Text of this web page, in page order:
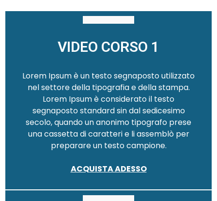
VIDEO CORSO 1
Lorem Ipsum è un testo segnaposto utilizzato
nel settore della tipografia e della stampa.
Lorem Ipsum è considerato il testo
segnaposto standard sin dal sedicesimo
secolo, quando un anonimo tipografo prese
una cassetta di caratteri e li assemblò per
preparare un testo campione.
ACQUISTA ADESSO